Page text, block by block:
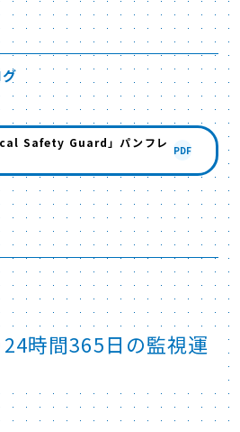
Safety Guard」パンフレ PDF
時間365日の監視運